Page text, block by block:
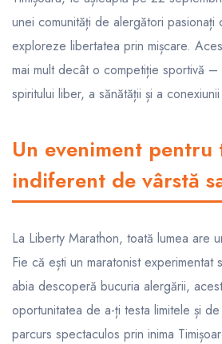
unei comunități de alergători
exploreze libertatea prin mișcare.
mai mult decât o competiție sportivă
spiritului liber, a sănătății și a
Un eveniment pentru
indiferent de vârstă
La Liberty Marathon, toată lumea are
Fie că ești un maratonist experimentat
abia descoperă bucuria alergării,
oportunitatea de a-ți testa limitele și
parcurs spectaculos prin inima